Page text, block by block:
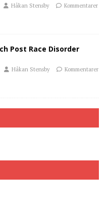
Håkan Stensby
Kommentarer
Post Race Disorder
Håkan Stensby
Kommentarer